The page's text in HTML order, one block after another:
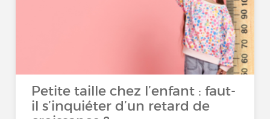
Petite taille chez l’enfant : faut-
il s’inquiéter d’un retard de